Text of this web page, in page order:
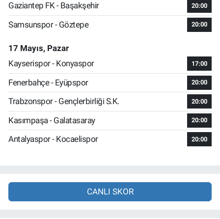
Gaziantep FK - Başakşehir 20:00
Samsunspor - Göztepe 20:00
17 Mayıs, Pazar
Kayserispor - Konyaspor
17:00
Fenerbahçe - Eyüpspor 20:00
Trabzonspor - Gençlerbirliği S.K. 20:00
Kasımpaşa - Galatasaray 20:00
Antalyaspor - Kocaelispor 20:00
CANLI SKOR